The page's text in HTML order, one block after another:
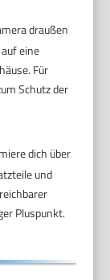
draußen
eine
Für
Schutz der
dich über
und
Pluspunkt.